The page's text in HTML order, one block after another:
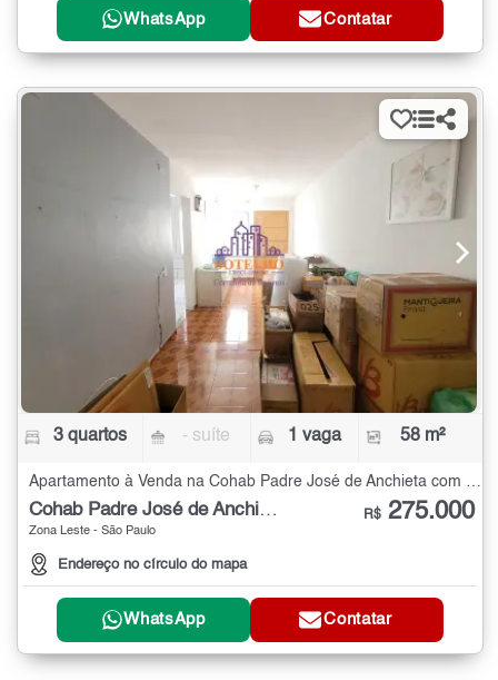
WhatsApp Contatar
3 quartos - suíte 1 vaga 58 m²
Apartamento à Venda na Cohab Padre José de Anchieta com 3 quartos - 58 m²
Cohab Padre José de Anchieta
Zona Leste - São Paulo
Endereço no círculo do mapa
R$ 275.000
WhatsApp Contatar